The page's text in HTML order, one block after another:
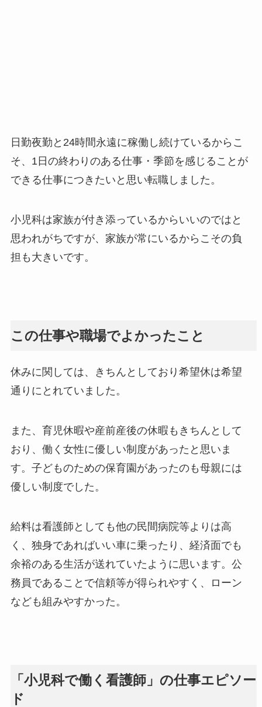
日勤夜勤と24時間永遠に稼働し続けているからこ
そ、1日の終わりのある仕事・季節を感じることが
できる仕事につきたいと思い転職しました。
小児科は家族が付き添っているからいいのではと
思われがちですが、家族が常にいるからこその負
担も大きいです。
この仕事や職場でよかったこと
休みに関しては、きちんとしており希望休は希望
通りにとれていました。
また、育児休暇や産前産後の休暇もきちんとして
おり、働く女性に優しい制度があったと思いま
す。子どものための保育園があったのも母親には
優しい制度でした。
給料は看護師としても他の民間病院等よりは高
く、独身であればいい車に乗ったり、経済面でも
余裕のある生活が送れていたように思います。公
務員であることで信頼等が得られやすく、ローン
なども組みやすかった。
「小児科で働く看護師」の仕事エピソー
ド